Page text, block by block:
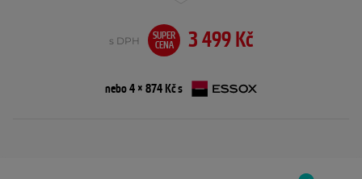
3 499 Kč
s DPH
SUPER
CENA
nebo 4 × 874 Kč s